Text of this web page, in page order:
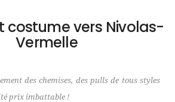
costume vers Nivolas-
Vermelle
des chemises, des pulls de tous styles
prix imbattable !